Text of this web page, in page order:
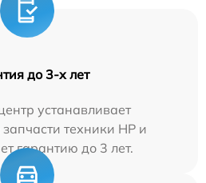
до 3-х лет
устанавливает
техники HP и
гарантию до 3 лет.